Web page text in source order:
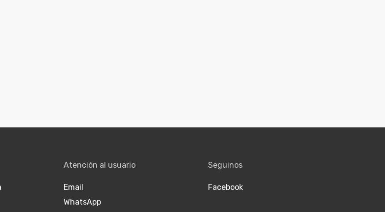
Atención al usuario
Email
WhatsApp
Seguinos
Facebook